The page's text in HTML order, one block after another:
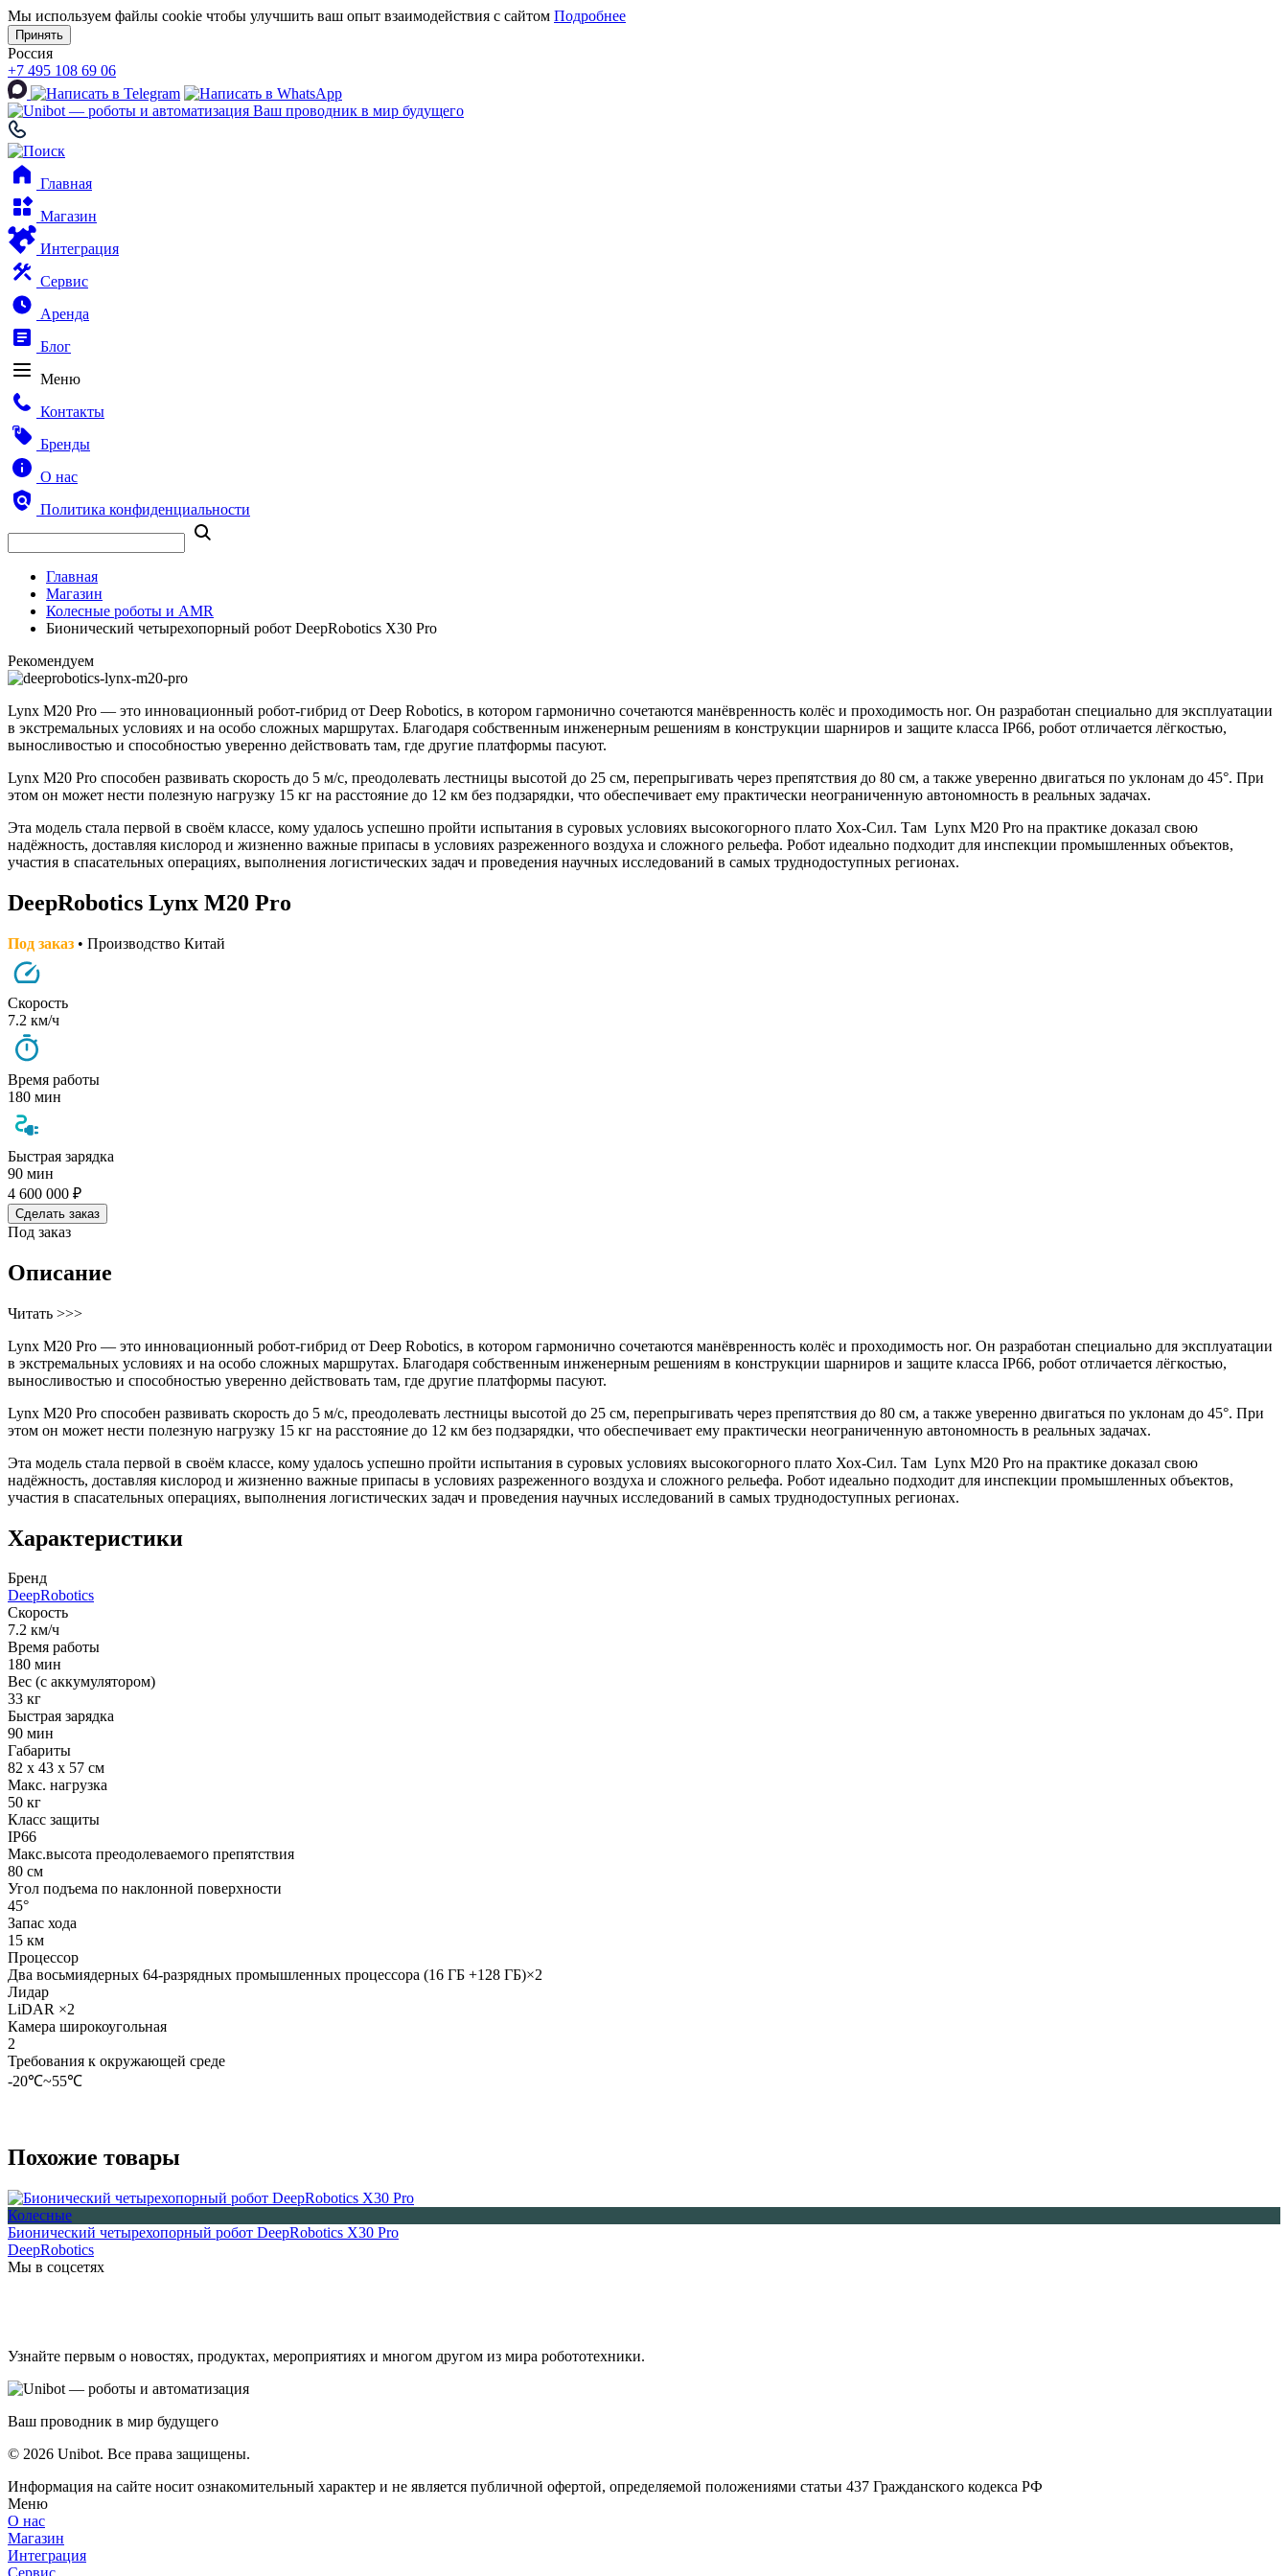
Мы используем файлы cookie чтобы улучшить ваш опыт взаимодействия с сайтом Подробнее
Принять
Россия
+7 495 108 69 06
Ваш проводник в мир будущего
Главная
Магазин
Интеграция
Сервис
Аренда
Блог
Меню
Контакты
Бренды
О нас
Политика конфиденциальности
Главная
Магазин
Колесные роботы и AMR
Бионический четырехопорный робот DeepRobotics X30 Pro
Рекомендуем
Lynx M20 Pro — это инновационный робот-гибрид от Deep Robotics, в котором гармонично сочетаются манёвренность колёс и проходимость ног. Он разработан специально для эксплуатации
в экстремальных условиях и на особо сложных маршрутах. Благодаря собственным инженерным решениям в конструкции шарниров и защите класса IP66, робот отличается лёгкостью,
выносливостью и способностью уверенно действовать там, где другие платформы пасуют.
Lynx M20 Pro способен развивать скорость до 5 м/с, преодолевать лестницы высотой до 25 см, перепрыгивать через препятствия до 80 см, а также уверенно двигаться по уклонам до 45°. При
этом он может нести полезную нагрузку 15 кг на расстояние до 12 км без подзарядки, что обеспечивает ему практически неограниченную автономность в реальных задачах.
Эта модель стала первой в своём классе, кому удалось успешно пройти испытания в суровых условиях высокогорного плато Хох-Сил. Там Lynx M20 Pro на практике доказал свою
надёжность, доставляя кислород и жизненно важные припасы в условиях разреженного воздуха и сложного рельефа. Робот идеально подходит для инспекции промышленных объектов,
участия в спасательных операциях, выполнения логистических задач и проведения научных исследований в самых труднодоступных регионах.
DeepRobotics Lynx M20 Pro
Под заказ • Производство Китай
Скорость
7.2 км/ч
Время работы
180 мин
Быстрая зарядка
90 мин
4 600 000 ₽
Сделать заказ
Под заказ
Описание
Читать >>>
Lynx M20 Pro — это инновационный робот-гибрид от Deep Robotics, в котором гармонично сочетаются манёвренность колёс и проходимость ног. Он разработан специально для эксплуатации
в экстремальных условиях и на особо сложных маршрутах. Благодаря собственным инженерным решениям в конструкции шарниров и защите класса IP66, робот отличается лёгкостью,
выносливостью и способностью уверенно действовать там, где другие платформы пасуют.
Lynx M20 Pro способен развивать скорость до 5 м/с, преодолевать лестницы высотой до 25 см, перепрыгивать через препятствия до 80 см, а также уверенно двигаться по уклонам до 45°. При
этом он может нести полезную нагрузку 15 кг на расстояние до 12 км без подзарядки, что обеспечивает ему практически неограниченную автономность в реальных задачах.
Эта модель стала первой в своём классе, кому удалось успешно пройти испытания в суровых условиях высокогорного плато Хох-Сил. Там Lynx M20 Pro на практике доказал свою
надёжность, доставляя кислород и жизненно важные припасы в условиях разреженного воздуха и сложного рельефа. Робот идеально подходит для инспекции промышленных объектов,
участия в спасательных операциях, выполнения логистических задач и проведения научных исследований в самых труднодоступных регионах.
Характеристики
Бренд
DeepRobotics
Скорость
7.2 км/ч
Время работы
180 мин
Вес (с аккумулятором)
33 кг
Быстрая зарядка
90 мин
Габариты
82 x 43 x 57 см
Макс. нагрузка
50 кг
Класс защиты
IP66
Макс.высота преодолеваемого препятствия
80 см
Угол подъема по наклонной поверхности
45°
Запас хода
15 км
Процессор
Два восьмиядерных 64-разрядных промышленных процессора (16 ГБ +128 ГБ)×2
Лидар
LiDAR ×2
Камера широкоугольная
2
Требования к окружающей среде
-20℃~55℃
Похожие товары
Колесные
Бионический четырехопорный робот DeepRobotics X30 Pro
DeepRobotics
Мы в соцсетях
Узнайте первым о новостях, продуктах, мероприятиях и многом другом из мира робототехники.
Ваш проводник в мир будущего
© 2026 Unibot. Все права защищены.
Информация на сайте носит ознакомительный характер и не является публичной офертой, определяемой положениями статьи 437 Гражданского кодекса РФ
Меню
О нас
Магазин
Интеграция